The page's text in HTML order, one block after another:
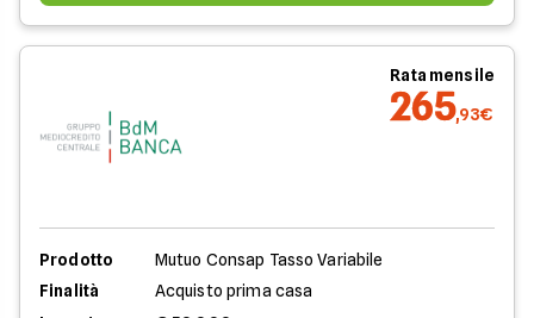
Rata mensile
265,93€
Prodotto
Mutuo Consap Tasso Variabile
Finalità
Acquisto prima casa